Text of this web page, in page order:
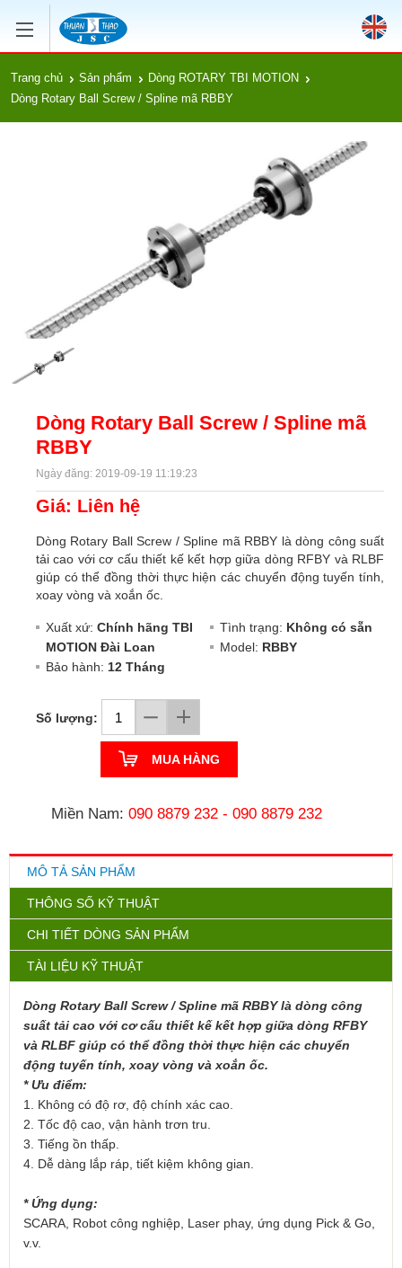
Trang chủ Sản phẩm
Dòng ROTARY TBI MOTION
Dòng Rotary Ball Screw / Spline mã RBBY
Dòng Rotary Ball Screw / Spline mã
RBBY
Ngày đăng: 2019-09-19 11:19:23
Giá: Liên hệ
Dòng Rotary Ball Screw / Spline mã RBBY là dòng công suất
tải cao với cơ cấu thiết kế kết hợp giữa dòng RFBY và RLBF
giúp có thể đồng thời thực hiện các chuyển động tuyến tính,
xoay vòng và xoắn ốc.
Xuất xứ: Chính hãng TBI
MOTION Đài Loan
Tình trạng: Không có sẵn
Model: RBBY
Bảo hành: 12 Tháng
Số lượng:
MUA HÀNG
Miền Nam: 090 8879 232 - 090 8879 232
MÔ TẢ SẢN PHẨM
THÔNG SỐ KỸ THUẬT
CHI TIẾT DÒNG SẢN PHẨM
TÀI LIỆU KỸ THUẬT
Dòng Rotary Ball Screw / Spline mã RBBY là dòng công
suất tải cao với cơ cấu thiết kế kết hợp giữa dòng RFBY
và RLBF giúp có thể đồng thời thực hiện các chuyển
động tuyến tính, xoay vòng và xoắn ốc.
* Ưu điểm:
1. Không có độ rơ, độ chính xác cao.
2. Tốc độ cao, vận hành trơn tru.
3. Tiếng ồn thấp.
4. Dễ dàng lắp ráp, tiết kiệm không gian.
* Ứng dụng:
SCARA, Robot công nghiệp, Laser phay, ứng dụng Pick & Go,
v.v.